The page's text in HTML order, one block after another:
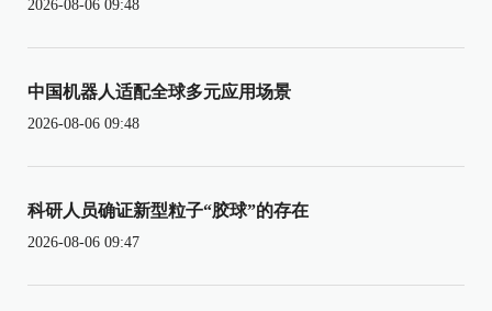
2026-08-06 09:48
中国机器人适配全球多元应用场景
2026-08-06 09:48
科研人员确证新型粒子“胶球”的存在
2026-08-06 09:47